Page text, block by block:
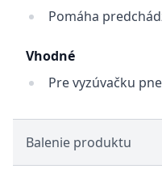
Pomáha
Vhodné
Pre vyzúvačku
Balenie produktu